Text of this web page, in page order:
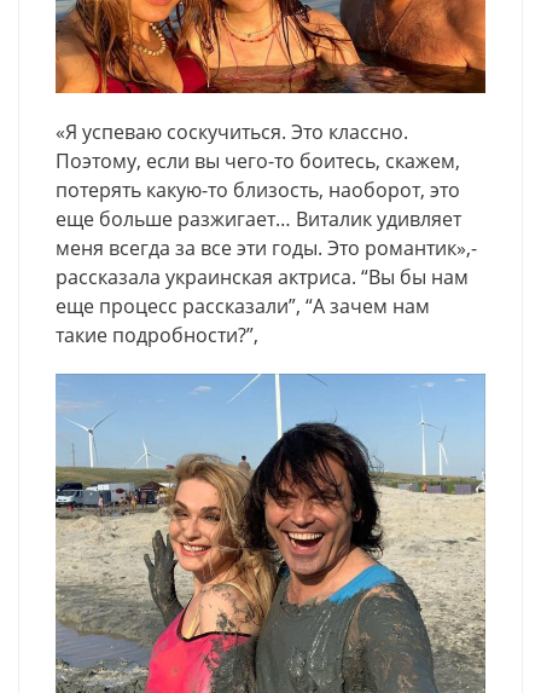
«Я успеваю соскучиться. Это классно.
Поэтому, если вы чего-то боитесь, скажем,
потерять какую-то близость, наоборот, это
еще больше разжигает… Виталик удивляет
меня всегда за все эти годы. Это романтик»,-
рассказала украинская актриса. “Вы бы нам
еще процесс рассказали”, “А зачем нам
такие подробности?”,